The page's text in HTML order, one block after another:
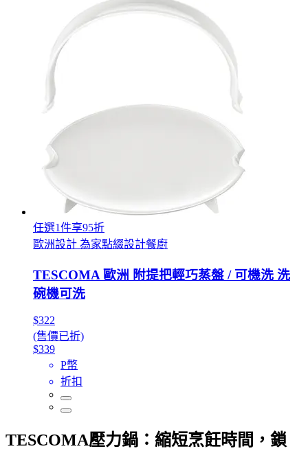
任選1件享95折
歐洲設計 為家點綴設計餐廚
TESCOMA 歐洲 附提把輕巧蒸盤 / 可機洗 洗
碗機可洗
$322
(售價已折)
$339
P幣
折扣
TESCOMA壓力鍋：縮短烹飪時間，鎖